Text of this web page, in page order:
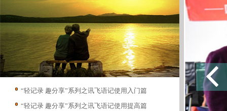
“轻记录 趣分享”系列之讯飞语记使用入门篇
“轻记录 趣分享”系列之讯飞语记使用提高篇